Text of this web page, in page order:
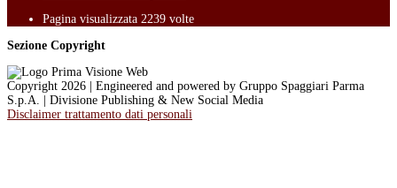
Pagina visualizzata 2239 volte
Sezione Copyright
Copyright 2026 | Engineered and powered by Gruppo Spaggiari Parma
S.p.A. | Divisione Publishing & New Social Media
Disclaimer trattamento dati personali